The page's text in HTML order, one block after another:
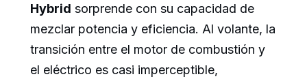
Hybrid sorprende con su capacidad de
mezclar potencia y eficiencia. Al volante, la
transición entre el motor de combustión y
el eléctrico es casi imperceptible,